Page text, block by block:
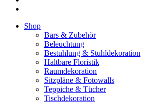
Close
Shop
Bars & Zubehör
Beleuchtung
Bestuhlung & Stuhldekoration
Haltbare Floristik
Raumdekoration
Sitzpläne & Fotowalls
Teppiche & Tücher
Tischdekoration